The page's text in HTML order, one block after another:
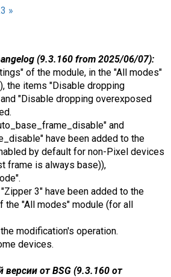
»
(9.3.160 from 2025/06/07):
of the module, in the "All modes"
the items "Disable dropping
"Disable dropping overexposed
and
have been added to the
by default for non-Pixel devices
frame is always base)),
3" have been added to the
the "All modes" module (for all
modification's operation.
devices.
от BSG (9.3.160 от